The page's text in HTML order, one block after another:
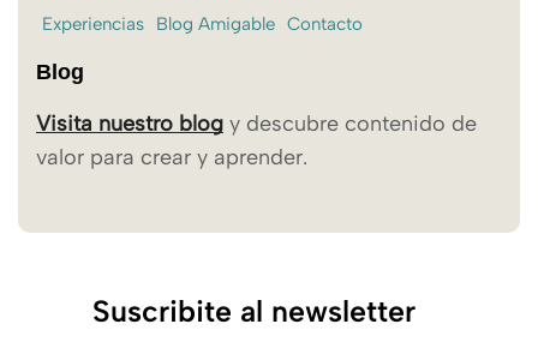
Experiencias
Blog Amigable Contacto
Blog
Visita nuestro blog y descubre contenido de
valor para crear y aprender.
Suscribite al newsletter